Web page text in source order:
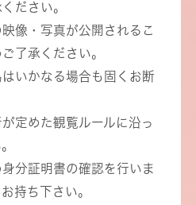
ださい。
像・写真が公開されるこ
了承ください。
いかなる場合も固くお断
定めた観覧ルールに沿っ
分証明書の確認を行いま
持ち下さい。